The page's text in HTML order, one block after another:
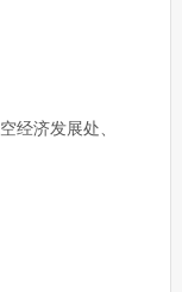
经济发展处、